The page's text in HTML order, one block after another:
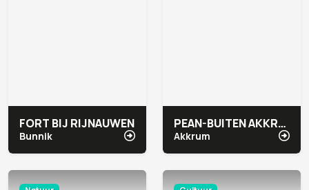
FORT BIJ RIJNAUWEN
Bunnik
PEAN-BUITEN AKKRUM
Akkrum